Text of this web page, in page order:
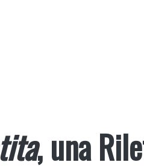
, una